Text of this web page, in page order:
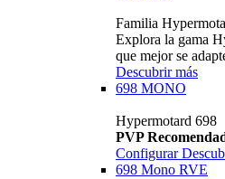
Familia
Explora la gama
que mejor se
Descubrir más
698 MONO
Hypermotard 698
PVP
Configurar
698 Mono RVE